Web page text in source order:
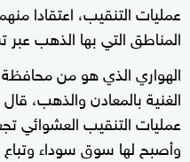
عمليات التنقيب، اعتقادا
المناطق التي بها الذهب عبر
الهواري الذي هو من
الغنية بالمعادن والذهب،
عمليات التنقيب العشوائي
وأصبح لها سوق سوداء وتباع